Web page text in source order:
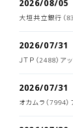
2026/08/05
大垣共立銀行（
2026/07/31
ＪＴＰ（2488）ア
2026/07/31
オカムラ（7994）